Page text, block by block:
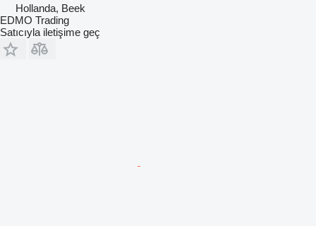
Hollanda, Beek
EDMO Trading
Satıcıyla iletişime geç